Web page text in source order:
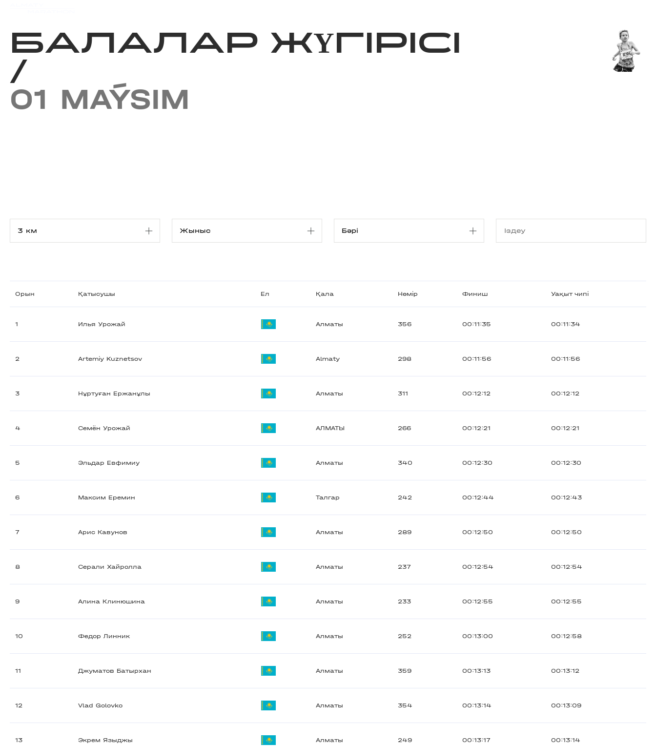
БАЛАЛАР ЖҮГIРIСI
/
01 MAÝSIM
Орын Қатысушы Ел Қала Нөмір Финиш Уақыт чипі
1 Илья Урожай Алматы 356 00:11:35 00:11:34
2 Artemiy Kuznetsov Almaty 298 00:11:56 00:11:56
3 Нұртуған Ержанұлы Алматы 311 00:12:12 00:12:12
4 Семён Урожай АЛМАТЫ 266 00:12:21 00:12:21
5 Эльдар Евфимиу Алматы 340 00:12:30 00:12:30
6 Максим Еремин Талгар 242 00:12:44 00:12:43
7 Арис Кавунов Алматы 289 00:12:50 00:12:50
8 Серали Хайролла Алматы 237 00:12:54 00:12:54
9 Алина Клинюшина Алматы 233 00:12:55 00:12:55
10 Федор Линник Алматы 252 00:13:00 00:12:58
11 Джуматов Батырхан Алматы 359 00:13:13 00:13:12
12 Vlad Golovko Алматы 354 00:13:14 00:13:09
13 Экрем Языджы Алматы 249 00:13:17 00:13:14